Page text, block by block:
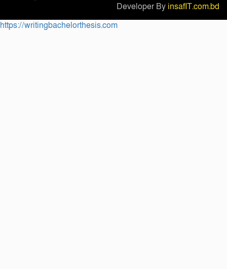
Developer By insafIT.com.bd
https://writingbachelorthesis.com